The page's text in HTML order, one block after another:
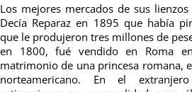
Los mejores mercados de sus
Decía Reparaz en 1895 que había
que le produjeron tres millones de
en 1800, fué vendido en Roma
matrimonio de una princesa romana,
norteamericano. En el